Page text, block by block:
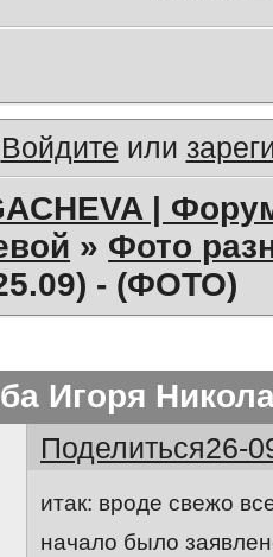
Войдите или
|
» Фото
- (ФОТО)
Игоря
Поделиться26-
итак: вроде свежо
начало было